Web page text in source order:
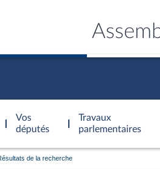
Vos
députés
Travaux
parlementaires
de la recherche